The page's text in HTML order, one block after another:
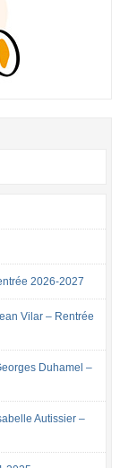
2026-2027
Vilar – Rentrée
Duhamel –
Autissier –